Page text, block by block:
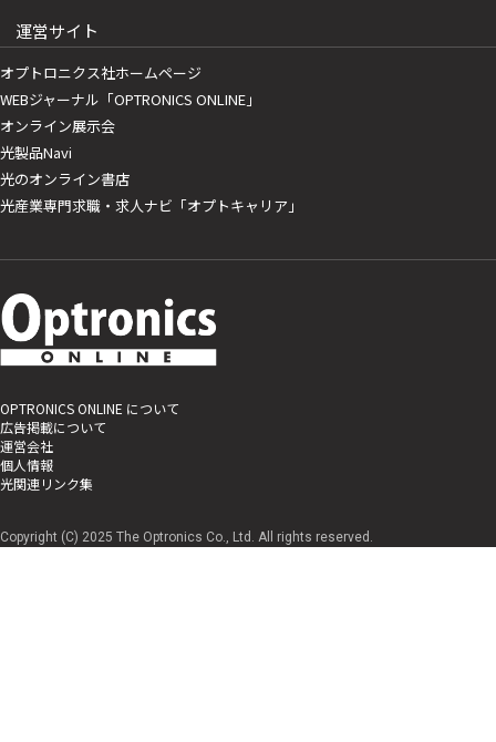
運営サイト
オプトロニクス社ホームページ
WEBジャーナル「OPTRONICS ONLINE」
オンライン展示会
光製品Navi
光のオンライン書店
光産業専門求職・求人ナビ「オプトキャリア」
OPTRONICS ONLINE について
広告掲載について
運営会社
個人情報
光関連リンク集
Copyright (C) 2025 The Optronics Co., Ltd. All rights reserved.